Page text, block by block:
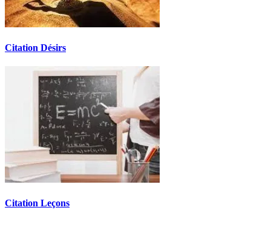
Citation Désirs
Citation Leçons